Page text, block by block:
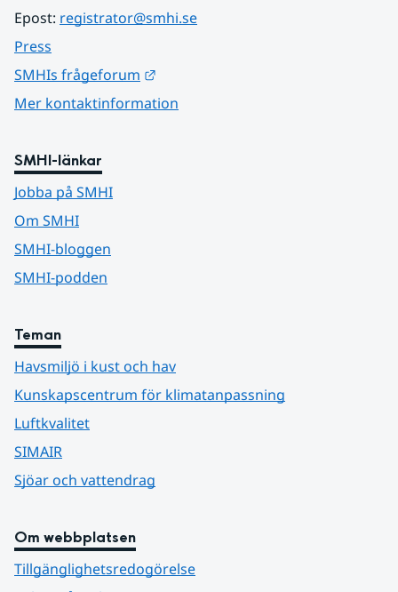
Epost: registrator@smhi.se
Press
SMHIs frågeforum
Mer kontaktinformation
SMHI-länkar
Jobba på SMHI
Om SMHI
SMHI-bloggen
SMHI-podden
Teman
Havsmiljö i kust och hav
Kunskapscentrum för klimatanpassning
Luftkvalitet
SIMAIR
Sjöar och vattendrag
Om webbplatsen
Tillgänglighetsredogörelse